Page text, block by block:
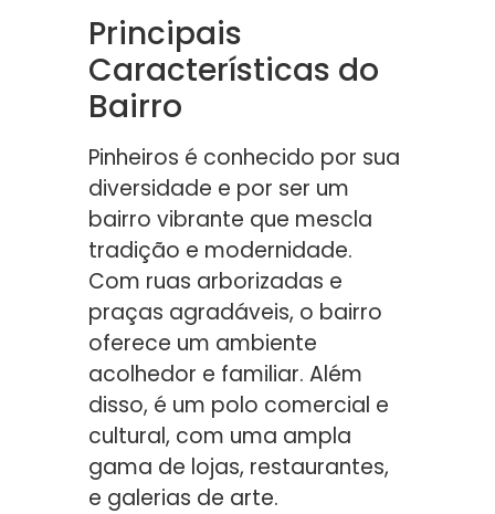
Principais
Características do
Bairro
Pinheiros é conhecido por sua
diversidade e por ser um
bairro vibrante que mescla
tradição e modernidade.
Com ruas arborizadas e
praças agradáveis, o bairro
oferece um ambiente
acolhedor e familiar. Além
disso, é um polo comercial e
cultural, com uma ampla
gama de lojas, restaurantes,
e galerias de arte.